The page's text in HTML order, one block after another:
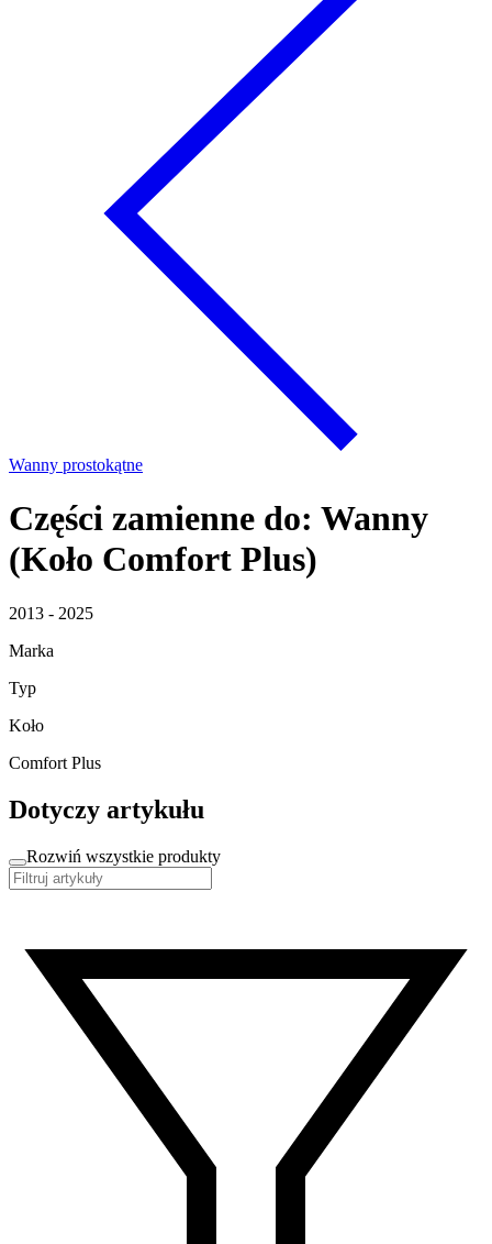
Wanny prostokątne
Części zamienne do: Wanny
(Koło Comfort Plus)
2013 - 2025
Marka
Typ
Koło
Comfort Plus
Dotyczy artykułu
Rozwiń wszystkie produkty